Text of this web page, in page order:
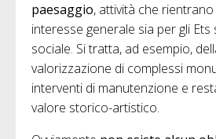
paesaggio, attività che
interesse generale sia per gli Ets
sociale. Si tratta, ad esempio,
valorizzazione di complessi
interventi di manutenzione e
valore storico-artistico.